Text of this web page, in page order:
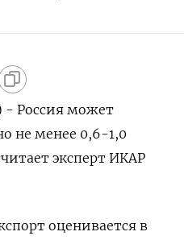
- Россия может
не менее 0,6-1,0
эксперт ИКАР
оценивается в